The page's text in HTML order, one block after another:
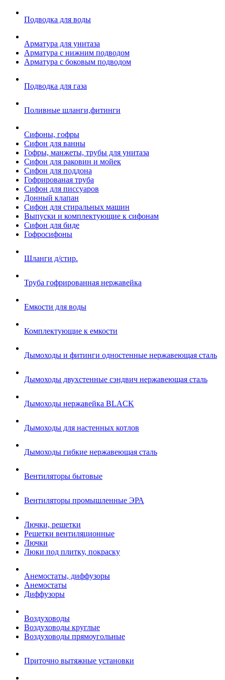
Подводка для воды
Арматура для унитаза
Арматура с нижним подводом
Арматура с боковым подводом
Подводка для газа
Поливные шланги,фитинги
Сифоны, гофры
Сифон для ванны
Гофры, манжеты, трубы для унитаза
Сифон для раковин и мойек
Сифон для поддона
Гофрированая труба
Сифон для писсуаров
Донный клапан
Сифон для стиральных машин
Выпуски и комплектующие к сифонам
Сифон для биде
Гофросифоны
Шланги д/стир.
Труба гофрированная нержавейка
Емкости для воды
Комплектующие к емкости
Дымоходы и фитинги одностенные нержавеющая сталь
Дымоходы двухстенные сэндвич нержавеющая сталь
Дымоходы нержавейка BLACK
Дымоходы для настенных котлов
Дымоходы гибкие нержавеющая сталь
Вентиляторы бытовые
Вентиляторы промышленные ЭРА
Лючки, решетки
Решетки вентиляционные
Лючки
Люки под плитку, покраску
Анемостаты, диффузоры
Анемостаты
Диффузоры
Воздуховоды
Воздуховоды круглые
Воздуховоды прямоугольные
Приточно вытяжные установки